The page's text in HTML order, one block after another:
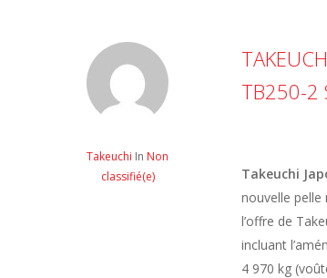
Takeuchi In Non
classifié(e)
TB250-2
Takeuchi
nouvelle
l’offre de
incluant
4 970 kg